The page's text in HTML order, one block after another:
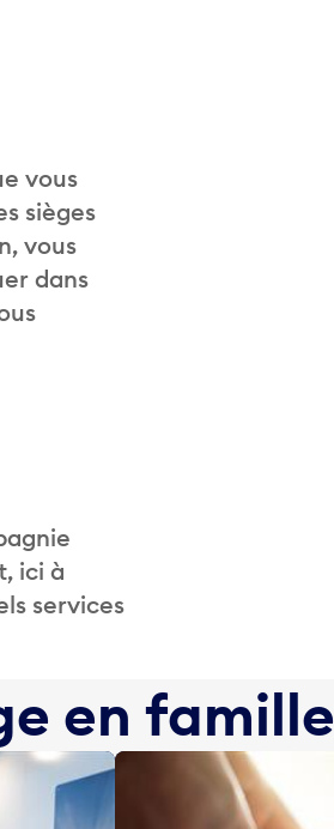
vous
sièges
vous
dans
ici à
services
en famille